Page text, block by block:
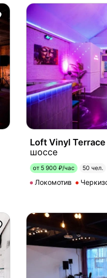
Loft Vinyl Terrace
шоссе
от 5 900 ₽/час 50 чел.
Локомотив